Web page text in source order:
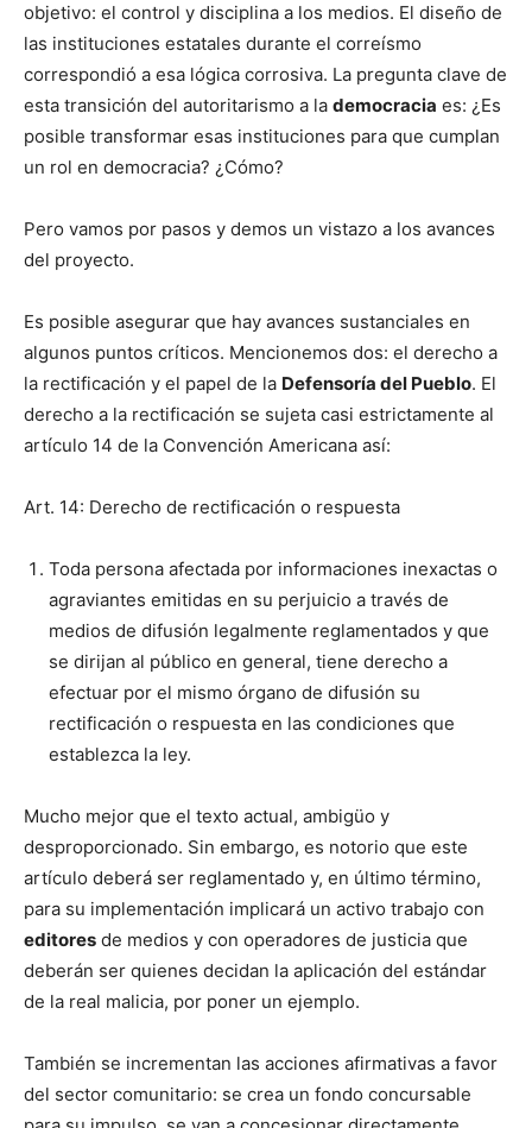
objetivo: el control y disciplina a los medios. El diseño de
las instituciones estatales durante el correísmo
correspondió a esa lógica corrosiva. La pregunta clave de
esta transición del autoritarismo a la democracia es: ¿Es
posible transformar esas instituciones para que cumplan
un rol en democracia? ¿Cómo?
Pero vamos por pasos y demos un vistazo a los avances
del proyecto.
Es posible asegurar que hay avances sustanciales en
algunos puntos críticos. Mencionemos dos: el derecho a
la rectificación y el papel de la Defensoría del Pueblo. El
derecho a la rectificación se sujeta casi estrictamente al
artículo 14 de la Convención Americana así:
Art. 14: Derecho de rectificación o respuesta
Toda persona afectada por informaciones inexactas o
agraviantes emitidas en su perjuicio a través de
medios de difusión legalmente reglamentados y que
se dirijan al público en general, tiene derecho a
efectuar por el mismo órgano de difusión su
rectificación o respuesta en las condiciones que
establezca la ley.
Mucho mejor que el texto actual, ambigüo y
desproporcionado. Sin embargo, es notorio que este
artículo deberá ser reglamentado y, en último término,
para su implementación implicará un activo trabajo con
editores de medios y con operadores de justicia que
deberán ser quienes decidan la aplicación del estándar
de la real malicia, por poner un ejemplo.
También se incrementan las acciones afirmativas a favor
del sector comunitario: se crea un fondo concursable